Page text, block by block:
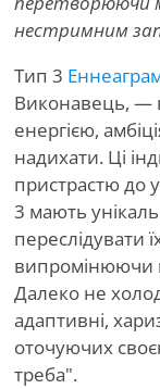
нестримним
Тип 3
Виконавець, —
енергією,
надихати. Ці
пристрастю до
3 мають
переслідувати
випромінюючи
Далеко не
адаптивні,
оточуючих
треба".